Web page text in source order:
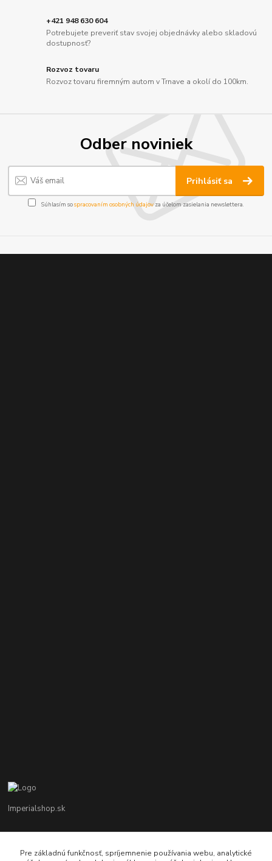
+421 948 630 604
Potrebujete preveriť stav svojej objednávky alebo skladovú
dostupnosť?
Rozvoz tovaru
Rozvoz tovaru firemným autom v Trnave a okolí do 100km.
Odber noviniek
Prihlásiť sa
Súhlasím sospracovaním osobných údajov za účelom zasielania newslettera.
Imperialshop.sk
Pon-Pia 7 - 17 ; Sobota 8 - 12
Pre základnú funkčnosť, spríjemnenie používania webu, analytické